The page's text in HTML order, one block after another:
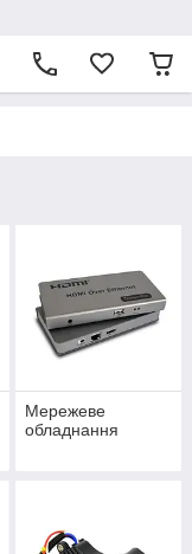
Мережеве
обладнання